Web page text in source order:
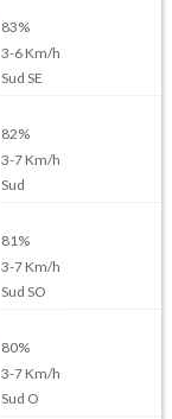
83%
3-6Km/h
Sud SE
82%
3-7Km/h
Sud
81%
3-7Km/h
Sud SO
80%
3-7Km/h
Sud O